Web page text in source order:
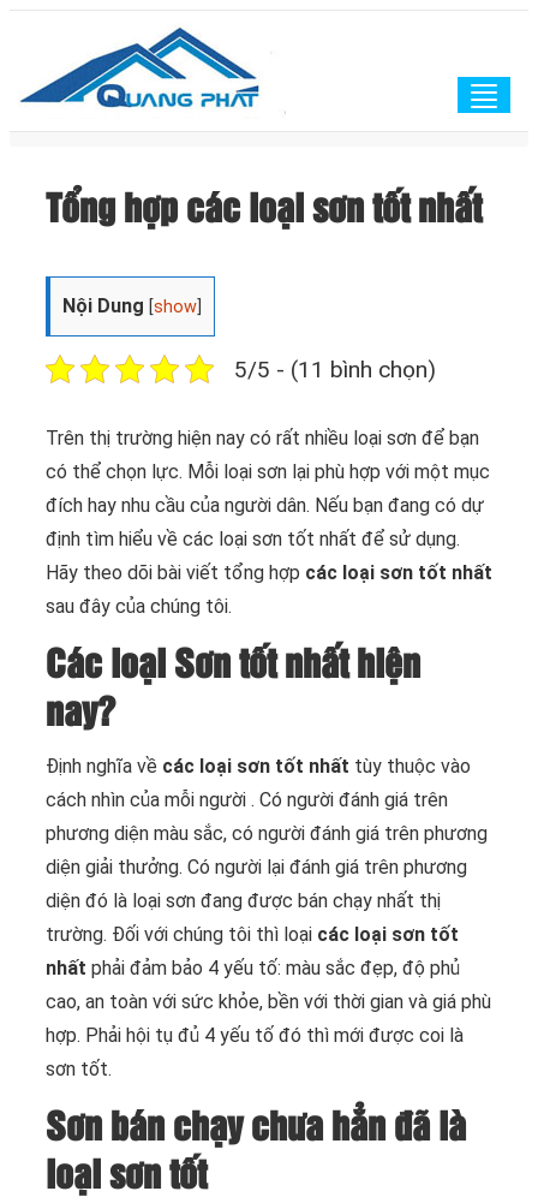
Tổng hợp các loại sơn tốt nhất
Nội Dung [show
5/5 - (11 bình chọn)
Trên thị trường hiện nay có rất nhiều loại sơn để bạn
có thể chọn lực. Mỗi loại sơn lại phù hợp với một mục
đích hay nhu cầu của người dân. Nếu bạn đang có dự
định tìm hiểu về các loại sơn tốt nhất để sử dụng.
Hãy theo dõi bài viết tổng hợp các loại sơn tốt nhất
sau đây của chúng tôi.
Các loại Sơn tốt nhất hiện
nay?
Định nghĩa về các loại sơn tốt nhất tùy thuộc vào
cách nhìn của mỗi người . Có người đánh giá trên
phương diện màu sắc, có người đánh giá trên phương
diện giải thưởng. Có người lại đánh giá trên phương
diện đó là loại sơn đang được bán chạy nhất thị
trường. Đối với chúng tôi thì loại các loại sơn tốt
nhất phải đảm bảo 4 yếu tố: màu sắc đẹp, độ phủ
cao, an toàn với sức khỏe, bền với thời gian và giá phù
hợp. Phải hội tụ đủ 4 yếu tố đó thì mới được coi là
sơn tốt.
Sơn bán chạy chưa hẳn đã là
loại sơn tốt